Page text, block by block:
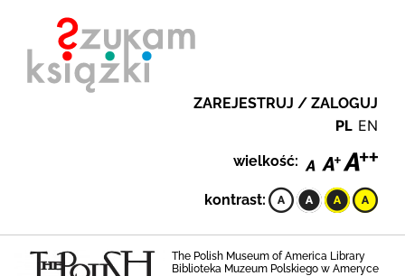
ZAREJESTRUJ / ZALOGUJ
PL EN
wielkość:
kontrast:
The Polish Museum of America Library
Biblioteka Muzeum Polskiego w Ameryce